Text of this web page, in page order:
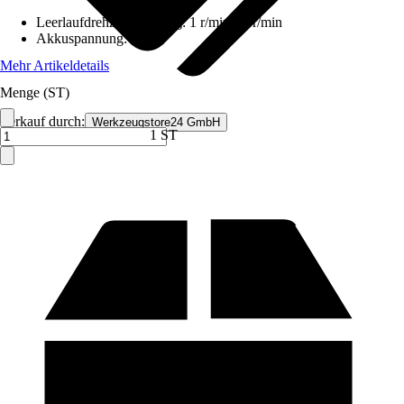
Verkauf durch: Werkzeugstore24 GmbH
Leerlaufdrehzahl 1. Gang:1 r/min - 1 r/min
Akkuspannung:
Mehr Artikeldetails
Menge (ST)
1 ST